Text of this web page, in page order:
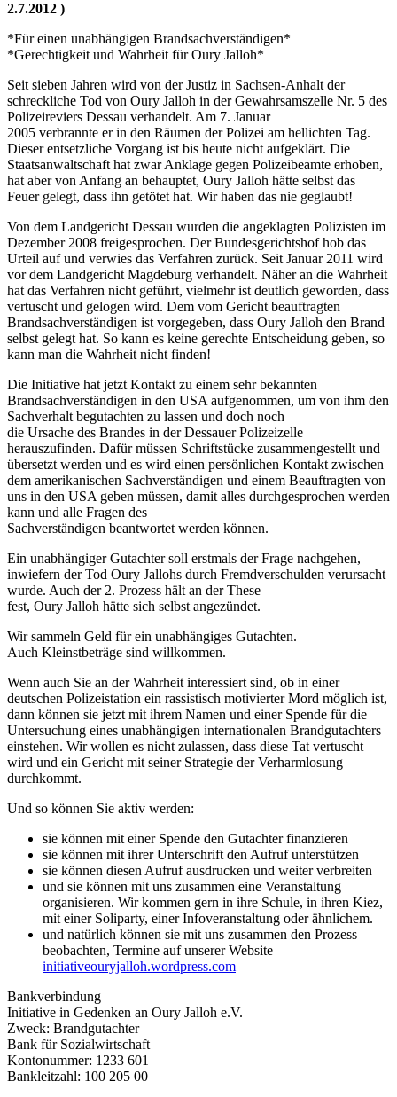
2.7.2012 )
*Für einen unabhängigen Brandsachverständigen*
*Gerechtigkeit und Wahrheit für Oury Jalloh*
Seit sieben Jahren wird von der Justiz in Sachsen-Anhalt der
schreckliche Tod von Oury Jalloh in der Gewahrsamszelle Nr. 5 des
Polizeireviers Dessau verhandelt. Am 7. Januar
2005 verbrannte er in den Räumen der Polizei am hellichten Tag.
Dieser entsetzliche Vorgang ist bis heute nicht aufgeklärt. Die
Staatsanwaltschaft hat zwar Anklage gegen Polizeibeamte erhoben,
hat aber von Anfang an behauptet, Oury Jalloh hätte selbst das
Feuer gelegt, dass ihn getötet hat. Wir haben das nie geglaubt!
Von dem Landgericht Dessau wurden die angeklagten Polizisten im
Dezember 2008 freigesprochen. Der Bundesgerichtshof hob das
Urteil auf und verwies das Verfahren zurück. Seit Januar 2011 wird
vor dem Landgericht Magdeburg verhandelt. Näher an die Wahrheit
hat das Verfahren nicht geführt, vielmehr ist deutlich geworden, dass
vertuscht und gelogen wird. Dem vom Gericht beauftragten
Brandsachverständigen ist vorgegeben, dass Oury Jalloh den Brand
selbst gelegt hat. So kann es keine gerechte Entscheidung geben, so
kann man die Wahrheit nicht finden!
Die Initiative hat jetzt Kontakt zu einem sehr bekannten
Brandsachverständigen in den USA aufgenommen, um von ihm den
Sachverhalt begutachten zu lassen und doch noch
die Ursache des Brandes in der Dessauer Polizeizelle
herauszufinden. Dafür müssen Schriftstücke zusammengestellt und
übersetzt werden und es wird einen persönlichen Kontakt zwischen
dem amerikanischen Sachverständigen und einem Beauftragten von
uns in den USA geben müssen, damit alles durchgesprochen werden
kann und alle Fragen des
Sachverständigen beantwortet werden können.
Ein unabhängiger Gutachter soll erstmals der Frage nachgehen,
inwiefern der Tod Oury Jallohs durch Fremdverschulden verursacht
wurde. Auch der 2. Prozess hält an der These
fest, Oury Jalloh hätte sich selbst angezündet.
Wir sammeln Geld für ein unabhängiges Gutachten.
Auch Kleinstbeträge sind willkommen.
Wenn auch Sie an der Wahrheit interessiert sind, ob in einer
deutschen Polizeistation ein rassistisch motivierter Mord möglich ist,
dann können sie jetzt mit ihrem Namen und einer Spende für die
Untersuchung eines unabhängigen internationalen Brandgutachters
einstehen. Wir wollen es nicht zulassen, dass diese Tat vertuscht
wird und ein Gericht mit seiner Strategie der Verharmlosung
durchkommt.
Und so können Sie aktiv werden:
sie können mit einer Spende den Gutachter finanzieren
sie können mit ihrer Unterschrift den Aufruf unterstützen
sie können diesen Aufruf ausdrucken und weiter verbreiten
und sie können mit uns zusammen eine Veranstaltung
organisieren. Wir kommen gern in ihre Schule, in ihren Kiez,
mit einer Soliparty, einer Infoveranstaltung oder ähnlichem.
und natürlich können sie mit uns zusammen den Prozess
beobachten, Termine auf unserer Website
initiativeouryjalloh.wordpress.com
Bankverbindung
Initiative in Gedenken an Oury Jalloh e.V.
Zweck: Brandgutachter
Bank für Sozialwirtschaft
Kontonummer: 1233 601
Bankleitzahl: 100 205 00